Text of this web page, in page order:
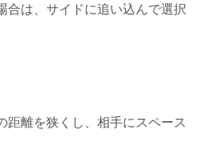
合は、サイドに追い込んで選択
距離を狭くし、相手にスペース